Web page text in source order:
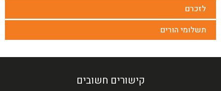
לזכרם
תשלומי הורים
קישורים חשובים